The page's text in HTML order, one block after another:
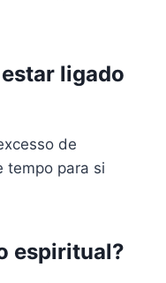
ligado
de
tempo para si
espiritual?